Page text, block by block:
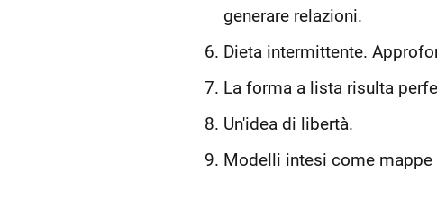
generare relazioni.
Dieta intermittente.
La forma a lista risulta
Un'idea di libertà.
Modelli intesi come